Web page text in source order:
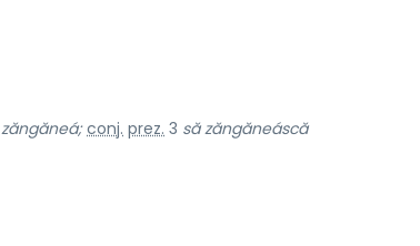
zăngăneá; conj. prez. 3 să zăngăneáscă